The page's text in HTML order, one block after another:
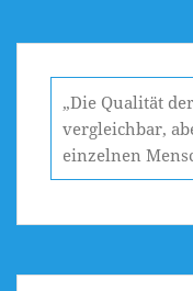
„Die Qualität
vergleichbar,
einzelnen